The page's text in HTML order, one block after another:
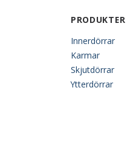
PRODUKTER
Innerdörrar
Karmar
Skjutdörrar
Ytterdörrar